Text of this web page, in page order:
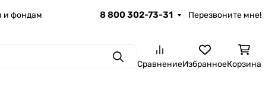
фондам 8 800 302-73-31 Перезвоните мне!
ПоискСравнениеИзбранноеКорзина